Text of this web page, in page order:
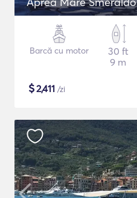
Barcă cu motor
30 ft
9 m
$2,411 /zi